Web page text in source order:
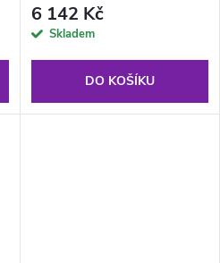
6 142 Kč
Skladem
DO KOŠÍKU